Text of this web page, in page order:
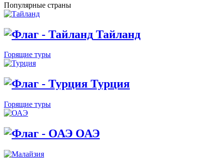
Популярные страны
Тайланд
Горящие туры
Турция
Горящие туры
ОАЭ